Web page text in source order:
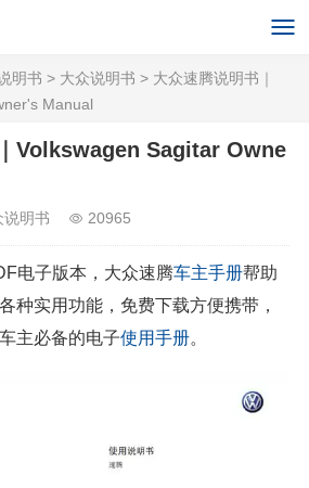
明书 > 大众说明书 > 大众速腾说明书｜
Manual
Volkswagen Sagitar Owne
说明书 20965
电子版本，大众速腾车主手册帮助
种实用功能，免费下载方便携带，
主必备的电子使用手册。